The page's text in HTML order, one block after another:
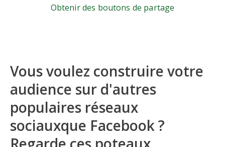
Obtenir des boutons de partage
Vous voulez construire votre
audience sur d'autres
populaires réseaux
sociauxque Facebook ?